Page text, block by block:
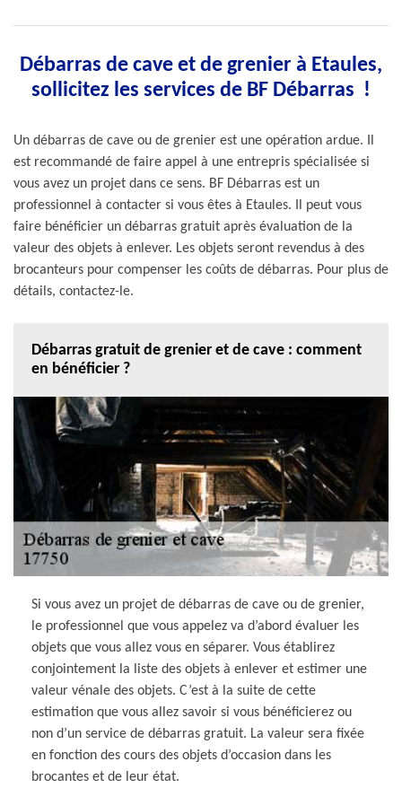
Débarras de cave et de grenier à Etaules,
sollicitez les services de BF Débarras !
Un débarras de cave ou de grenier est une opération ardue. Il
est recommandé de faire appel à une entrepris spécialisée si
vous avez un projet dans ce sens. BF Débarras est un
professionnel à contacter si vous êtes à Etaules. Il peut vous
faire bénéficier un débarras gratuit après évaluation de la
valeur des objets à enlever. Les objets seront revendus à des
brocanteurs pour compenser les coûts de débarras. Pour plus de
détails, contactez-le.
Débarras gratuit de grenier et de cave : comment
en bénéficier ?
Si vous avez un projet de débarras de cave ou de grenier,
le professionnel que vous appelez va d’abord évaluer les
objets que vous allez vous en séparer. Vous établirez
conjointement la liste des objets à enlever et estimer une
valeur vénale des objets. C’est à la suite de cette
estimation que vous allez savoir si vous bénéficierez ou
non d’un service de débarras gratuit. La valeur sera fixée
en fonction des cours des objets d’occasion dans les
brocantes et de leur état.